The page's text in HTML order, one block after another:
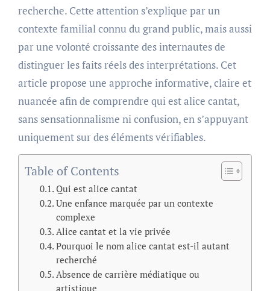
recherche. Cette attention s’explique par un
contexte familial connu du grand public, mais aussi
par une volonté croissante des internautes de
distinguer les faits réels des interprétations. Cet
article propose une approche informative, claire et
nuancée afin de comprendre qui est alice cantat,
sans sensationnalisme ni confusion, en s’appuyant
uniquement sur des éléments vérifiables.
Table of Contents
Qui est alice cantat
Une enfance marquée par un contexte
complexe
Alice cantat et la vie privée
Pourquoi le nom alice cantat est-il autant
recherché
Absence de carrière médiatique ou
artistique